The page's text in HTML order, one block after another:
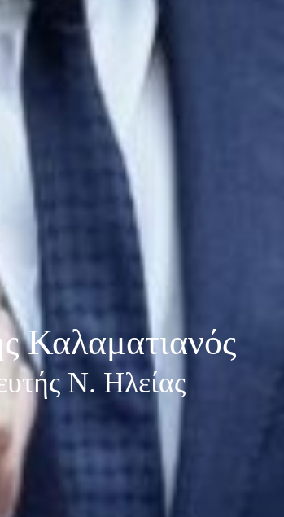
Καλαματιανός
Ν. Ηλείας